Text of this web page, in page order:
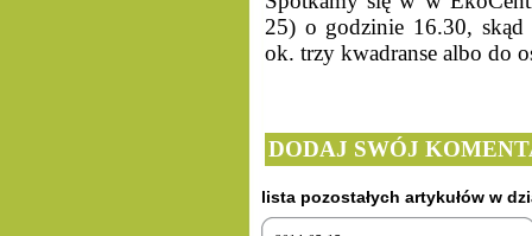
25) o godzinie 16.30, skąd
ok. trzy kwadranse albo do
DODAJ SWÓJ
lista pozostałych artykułów w